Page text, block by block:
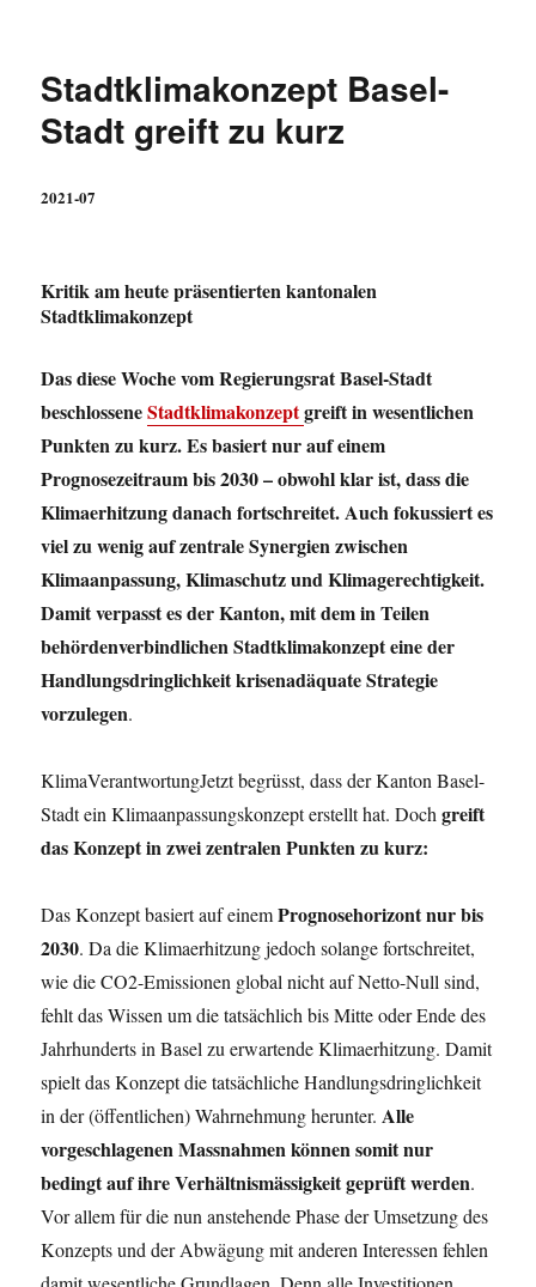
Stadtklimakonzept Basel-
Stadt greift zu kurz
2021-07
Kritik am heute präsentierten kantonalen
Stadtklimakonzept
Das diese Woche vom Regierungsrat Basel-Stadt
beschlosseneStadtklimakonzeptgreift in wesentlichen
Punkten zu kurz. Es basiert nur auf einem
Prognosezeitraum bis 2030 – obwohl klar ist, dass die
Klimaerhitzung danach fortschreitet. Auch fokussiert es
viel zu wenig auf zentrale Synergien zwischen
Klimaanpassung, Klimaschutz und Klimagerechtigkeit.
Damit verpasst es der Kanton, mit dem in Teilen
behördenverbindlichen Stadtklimakonzept eine der
Handlungsdringlichkeit krisenadäquate Strategie
vorzulegen.
KlimaVerantwortungJetzt begrüsst, dass der Kanton Basel-
Stadt ein Klimaanpassungskonzept erstellt hat. Dochgreift
das Konzept in zwei zentralen Punkten zu kurz:
Das Konzept basiert auf einemPrognosehorizont nur bis
2030. Da die Klimaerhitzung jedoch solange fortschreitet,
wie die CO2-Emissionen global nicht auf Netto-Null sind,
fehlt das Wissen um die tatsächlich bis Mitte oder Ende des
Jahrhunderts in Basel zu erwartende Klimaerhitzung. Damit
spielt das Konzept die tatsächliche Handlungsdringlichkeit
in der (öffentlichen) Wahrnehmung herunter. Alle
vorgeschlagenen Massnahmen können somit nur
bedingt auf ihre Verhältnismässigkeit geprüft werden.
Vor allem für die nun anstehende Phase der Umsetzung des
Konzepts und der Abwägung mit anderen Interessen fehlen